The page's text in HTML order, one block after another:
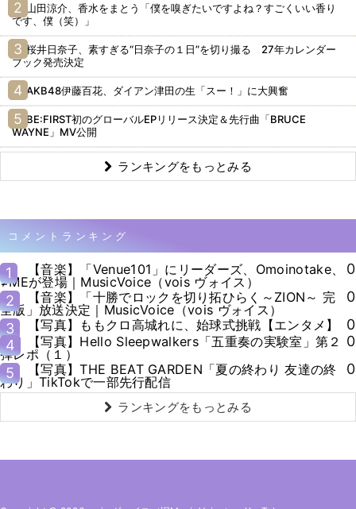
山田涼介、香水をまとう「僕を嗅ぎたいですよね？すごくいい香り
です、僕（笑）」
桜井日奈子、素すぎる“日奈子の１日”を切り撮る 27年カレンダー
ブック発売決定
AKB48伊藤百花、ダイアン津田の生「スー！」に大興奮
BE:FIRST初のグローバルEPリリース決定＆先行曲「BRUCE
WAYNE」MV公開
ランキングをもっとみる
コメントランキング
1
【音楽】「Venue101」にリーダーズ、Omoinotake、
≠MEが登場｜MusicVoice（vois ヴォイス）
0
2
【音楽】「十勝でロックを切り拓ひらく～ZION～ 完
全版」放送決定｜MusicVoice（vois ヴォイス）
0
3
【写真】ももクロ高城れに、始球式挑戦【エンタメ】
0
4
【写真】Hello Sleepwalkers「五重奏の実験室」第２
弾レポ（１）
0
5
【写真】THE BEAT GARDEN「夏の終わり 友達の終
わり」TikTokで一部先行配信
0
ランキングをもっとみる